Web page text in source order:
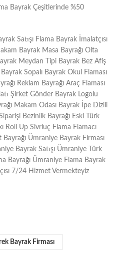
Bayrak Çeşitlerinde %50
Satışı Flama Bayrak İmalatçısı
Bayrak Masa Bayrağı Olta
Meydan Tipi Bayrak Bez Afiş
Sopalı Bayrak Okul Flaması
Reklam Bayrağı Araç Flaması
Şirket Gönder Bayrak Logolu
Makam Odası Bayrak İpe Dizili
Bezinlik Bayrağı Eski Türk
Roll Up Sivriuç Flama Flamacı
Ümraniye Bayrak Firması
Bayrak Satışı Ümraniye Türk
Bayrağı Ümraniye Flama Bayrak
7/24 Hizmet Vermekteyiz
Bayrak Firması